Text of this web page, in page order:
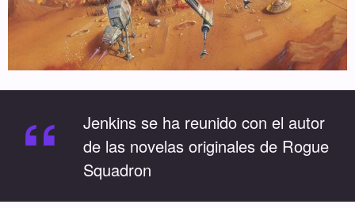
“
Jenkins se ha reunido con el autor
de las novelas originales de Rogue
Squadron